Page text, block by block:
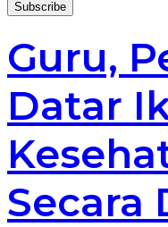
Email
Guru,
Datar
Secara